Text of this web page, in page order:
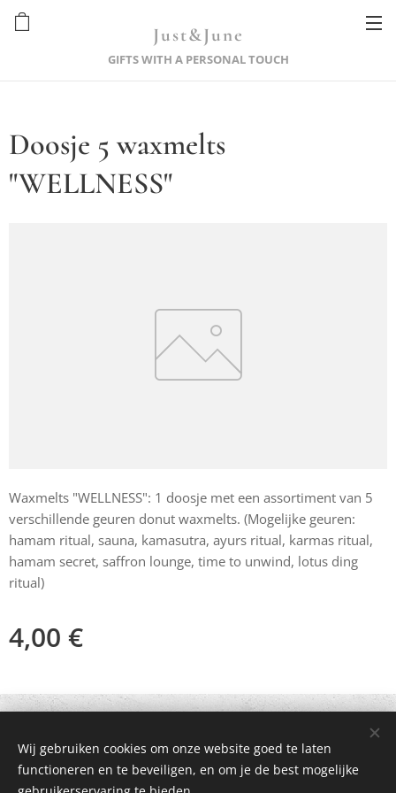
Just&June
GIFTS WITH A PERSONAL TOUCH
Doosje 5 waxmelts
"WELLNESS"
Waxmelts "WELLNESS": 1 doosje met een assortiment van 5
verschillende geuren donut waxmelts. (Mogelijke geuren:
hamam ritual, sauna, kamasutra, ayurs ritual, karmas ritual,
hamam secret, saffron lounge, time to unwind, lotus ding
ritual)
4,00 €
Mogelijk gemaakt door
Webnode Cookies
Wij gebruiken cookies om onze website goed te laten
functioneren en te beveiligen, en om je de best mogelijke